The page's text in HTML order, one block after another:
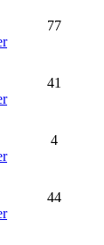
77
41
4
44